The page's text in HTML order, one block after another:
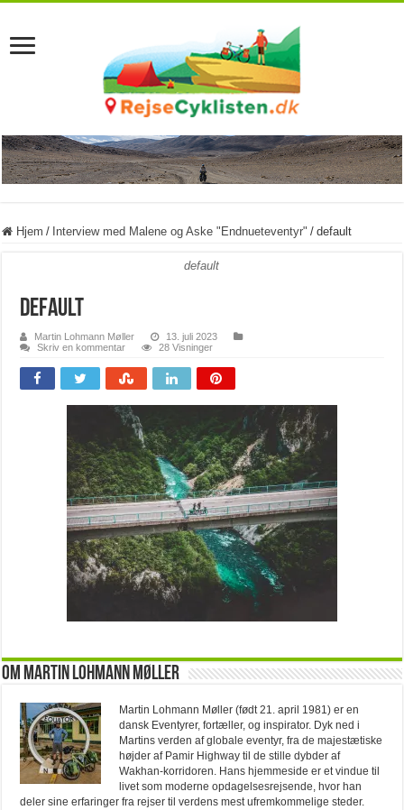
Hjem / Interview med Malene og Aske "Endnueteventyr" / default
default
default
Martin Lohmann Møller
13. juli 2023
Skriv en kommentar
28 Visninger
Om Martin Lohmann Møller
Martin Lohmann Møller (født 21. april 1981) er en
dansk Eventyrer, fortæller, og inspirator. Dyk ned i
Martins verden af globale eventyr, fra de majestætiske
højder af Pamir Highway til de stille dybder af
Wakhan-korridoren. Hans hjemmeside er et vindue til
livet som moderne opdagelsesrejsende, hvor han
deler sine erfaringer fra rejser til verdens mest ufremkommelige steder.